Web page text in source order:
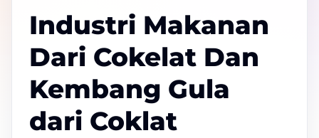
Industri Makanan
Dari Cokelat Dan
Kembang Gula
dari Coklat